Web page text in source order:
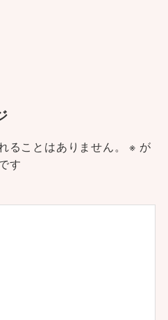
ることはありません。 ※ が
す